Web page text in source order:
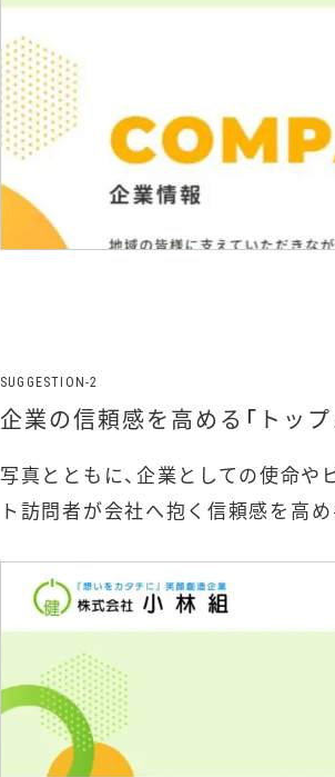
企業の信頼感を高める「トップ
写真とともに、企業としての使命
ト訪問者が会社へ抱く信頼感を高